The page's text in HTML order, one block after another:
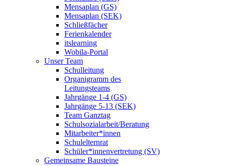
Mensaplan (GS)
Mensaplan (SEK)
Schließfächer
Ferienkalender
itslearning
Wobila-Portal
Unser Team
Schulleitung
Organigramm des
Leitungsteams
Jahrgänge 1-4 (GS)
Jahrgänge 5-13 (SEK)
Team Ganztag
Schulsozialarbeit/Beratung
Mitarbeiter*innen
Schulelternrat
Schüler*innenvertretung (SV)
Gemeinsame Bausteine